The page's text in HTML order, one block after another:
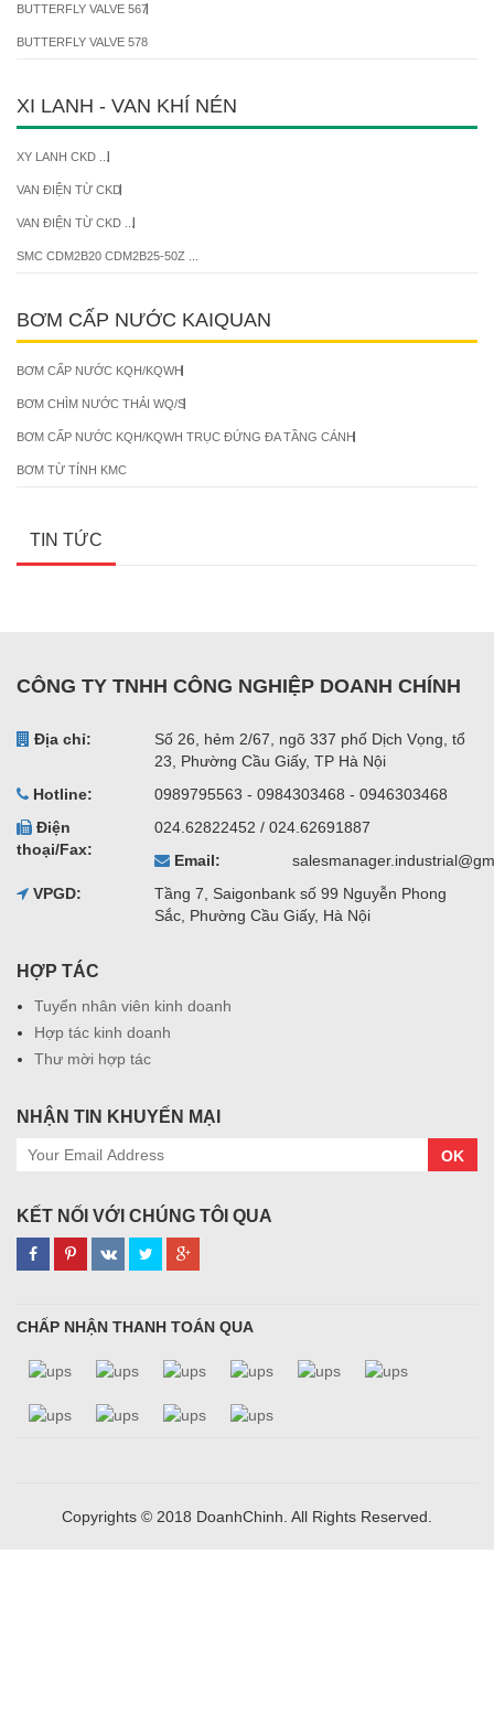
BUTTERFLY VALVE 567
BUTTERFLY VALVE 578
XI LANH - VAN KHÍ NÉN
XY LANH CKD ...
VAN ĐIỆN TỪ CKD
VAN ĐIỆN TỪ CKD ...
SMC CDM2B20 CDM2B25-50Z ...
BƠM CẤP NƯỚC KAIQUAN
BƠM CẤP NƯỚC KQH/KQWH
BƠM CHÌM NƯỚC THẢI WQ/S
BƠM CẤP NƯỚC KQH/KQWH TRỤC ĐỨNG ĐA TẦNG CÁNH
BƠM TỪ TÍNH KMC
TIN TỨC
CÔNG TY TNHH CÔNG NGHIỆP DOANH CHÍNH
Địa chỉ:
Số 26, hẻm 2/67, ngõ 337 phố Dịch Vọng, tổ
23, Phường Cầu Giấy, TP Hà Nội
Hotline:
0989795563 - 0984303468 - 0946303468
Điện
thoại/Fax:
024.62822452 / 024.62691887
Email:
VPGD:
Tầng 7, Saigonbank số 99 Nguyễn Phong
Sắc, Phường Cầu Giấy, Hà Nội
HỢP TÁC
Tuyển nhân viên kinh doanh
Hợp tác kinh doanh
Thư mời hợp tác
NHẬN TIN KHUYẾN MẠI
OK
KẾT NỐI VỚI CHÚNG TÔI QUA
CHẤP NHẬN THANH TOÁN QUA
Copyrights © 2018 DoanhChinh. All Rights Reserved.